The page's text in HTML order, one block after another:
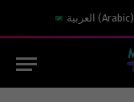
العربية (Arabic)